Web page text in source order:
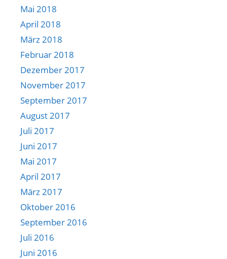
Mai 2018
April 2018
März 2018
Februar 2018
Dezember 2017
November 2017
September 2017
August 2017
Juli 2017
Juni 2017
Mai 2017
April 2017
März 2017
Oktober 2016
September 2016
Juli 2016
Juni 2016